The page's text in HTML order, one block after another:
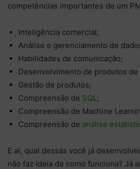
competências importantes de um
Inteligência comercial;
Análise e gerenciamento de
Habilidades de comunicação;
Desenvolvimento de produtos de
Gestão de produtos;
Compreensão de SQL;
Compreensão de Machine
Compreensão de análise
E aí, qual dessas você já
não faz ideia de como funciona? Já